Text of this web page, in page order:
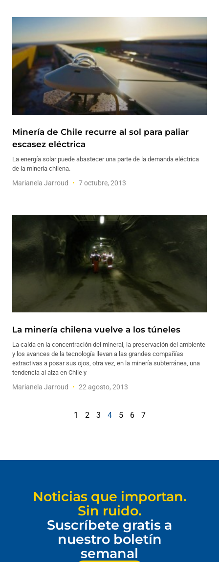
Minería de Chile recurre al sol para paliar
escasez eléctrica
La energía solar puede abastecer una parte de la demanda eléctrica
de la minería chilena.
Marianela Jarroud 7 octubre, 2013
La minería chilena vuelve a los túneles
La caída en la concentración del mineral, la preservación del ambiente
y los avances de la tecnología llevan a las grandes compañías
extractivas a posar sus ojos, otra vez, en la minería subterránea, una
tendencia al alza en Chile y
Marianela Jarroud 22 agosto, 2013
1 2 3 4 5 6 7
Noticias que importan.
Sin ruido.
Suscríbete gratis a
nuestro boletín
semanal